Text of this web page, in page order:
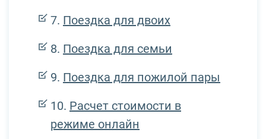
Поездка для двоих
Поездка для семьи
Поездка для пожилой пары
Расчет стоимости в
режиме онлайн